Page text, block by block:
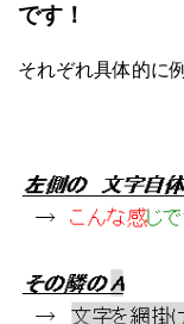
です！
それぞれ具体的に